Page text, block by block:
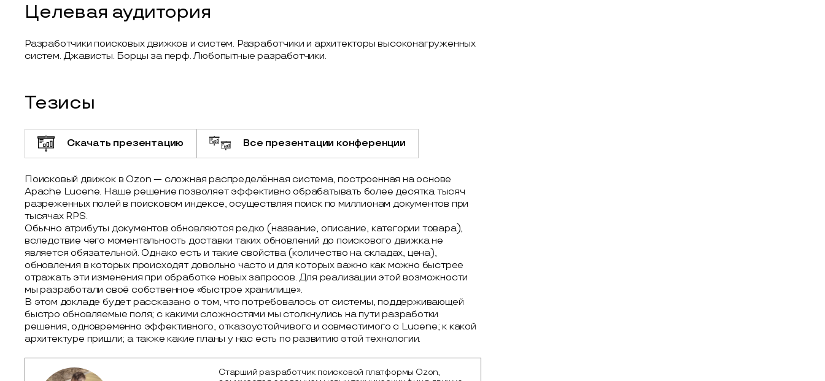
Целевая аудитория
Разработчики поисковых движков и систем. Разработчики и архитекторы высоконагруженных
систем. Джависты. Борцы за перф. Любопытные разработчики.
Тезисы
Скачать презентацию Все презентации конференции
Поисковый движок в Ozon — сложная распределённая система, построенная на основе
Apache Lucene. Наше решение позволяет эффективно обрабатывать более десятка тысяч
разреженных полей в поисковом индексе, осуществляя поиск по миллионам документов при
тысячах RPS.
Обычно атрибуты документов обновляются редко (название, описание, категории товара),
вследствие чего моментальность доставки таких обновлений до поискового движка не
является обязательной. Однако есть и такие свойства (количество на складах, цена),
обновления в которых происходят довольно часто и для которых важно как можно быстрее
отражать эти изменения при обработке новых запросов. Для реализации этой возможности
мы разработали своё собственное «быстрое хранилище».
В этом докладе будет рассказано о том, что потребовалось от системы, поддерживающей
быстро обновляемые поля; с какими сложностями мы столкнулись на пути разработки
решения, одновременно эффективного, отказоустойчивого и совместимого с Lucene; к какой
архитектуре пришли; а также какие планы у нас есть по развитию этой технологии.
Старший разработчик поисковой платформы Ozon,